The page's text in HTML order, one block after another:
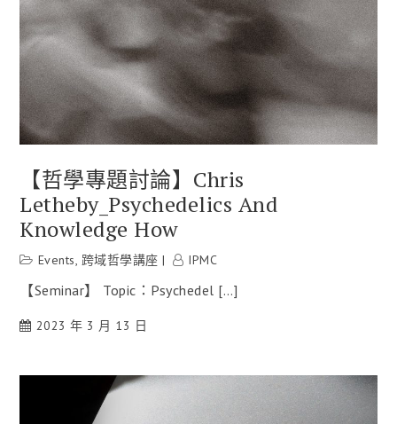
【哲學專題討論】Chris
Letheby_Psychedelics And
Knowledge How
Events, 跨域哲學講座 IPMC
【Seminar】 Topic：Psychedel […]
2023 年 3 月 13 日